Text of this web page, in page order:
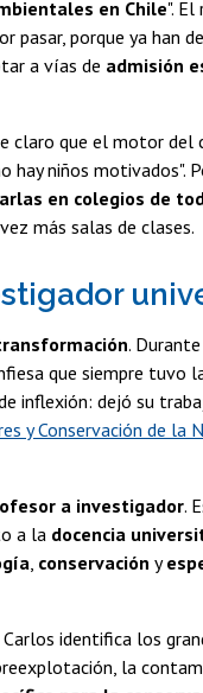
en Chile".
pasar, porque ya han
a vías de admisión
claro que el motor del
hay niños motivados".
en colegios de
más salas de clases.
.
que siempre tuvo
inflexión: dejó su
y Conservación de la
a investigador.
a la docencia
conservación y
, Carlos identifica los
la